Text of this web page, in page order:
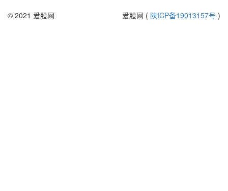
© 2021 爱股网 爱股网 ( 陕ICP备19013157号 )